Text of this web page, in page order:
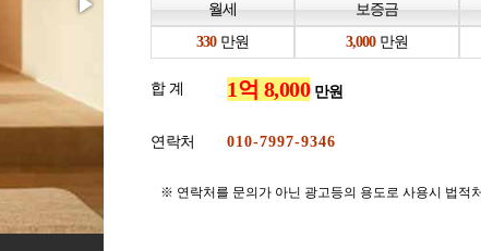
월세 보증금
만원
만원
합 계 만원
연락처
※ 연락처를 문의가 아닌 광고등의 용도로 사용시 법적